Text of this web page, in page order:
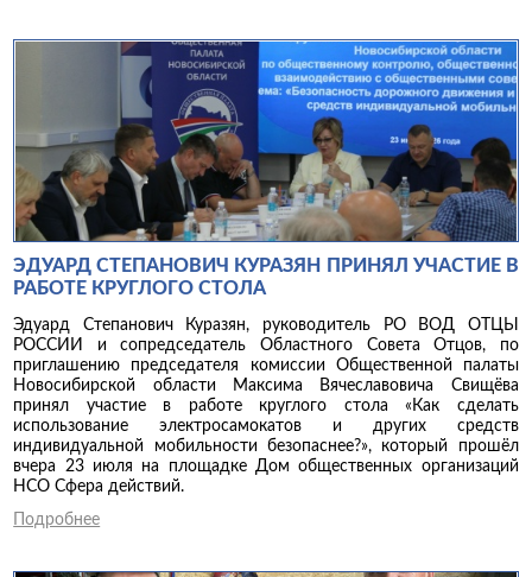
ЭДУАРД СТЕПАНОВИЧ КУРАЗЯН ПРИНЯЛ УЧАСТИЕ В
РАБОТЕ КРУГЛОГО СТОЛА
Эдуард Степанович Куразян, руководитель РО ВОД ОТЦЫ
РОССИИ и сопредседатель Областного Совета Отцов, по
приглашению председателя комиссии Общественной палаты
Новосибирской области Максима Вячеславовича Свищёва
принял участие в работе круглого стола «Как сделать
использование электросамокатов и других средств
индивидуальной мобильности безопаснее?», который прошёл
вчера 23 июля на площадке Дом общественных организаций
НСО Сфера действий.
Подробнее